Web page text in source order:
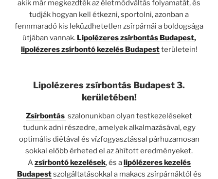
akik már megkezdték az életmódváltás folyamatát, és
tudják hogyan kell étkezni, sportolni, azonban a
fennmaradó kis leküzdhetetlen zsírpárnái a boldogsága
útjában vannak. Lipolézeres zsírbontás Budapest,
lipolézeres zsírbontó kezelés Budapestterületein!
Lipolézeres zsírbontás Budapest 3.
kerületében!
Zsírbontás szalonunkban olyan testkezeléseket
tudunk adni részedre, amelyek alkalmazásával, egy
optimális diétával és vízfogyasztással párhuzamosan
sokkal előbb érheted el az áhított eredményeket.
Azsírbontó kezelések, és alipólézeres kezelés
Budapestszolgáltatásokkal a makacs zsírpárnáktól és